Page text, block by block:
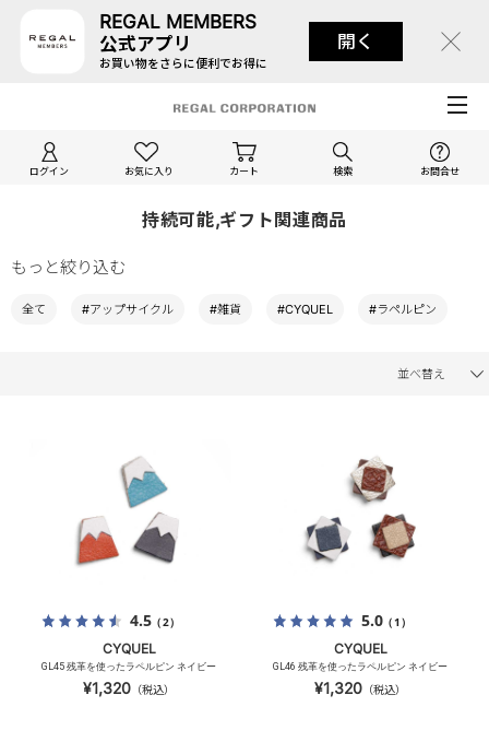
REGAL MEMBERS
公式アプリ
お買い物をさらに便利でお得に
開く
ログイン お気に入り カート 検索 お問合せ
持続可能,ギフト関連商品
もっと絞り込む
全て #アップサイクル #雑貨 #CYQUEL #ラペルピン
並べ替え
4.5（2）
CYQUEL
GL45 残革を使ったラペルピン ネイビー
¥1,320 （税込）
5.0（1）
CYQUEL
GL46 残革を使ったラペルピン ネイビー
¥1,320 （税込）